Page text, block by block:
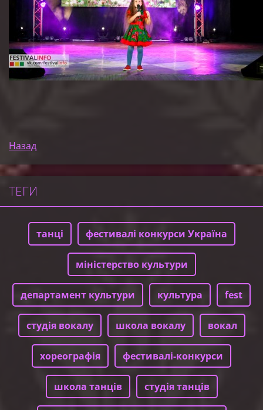
Назад
ТЕГИ
танці фестивалі конкурси Україна
міністерство культури
департамент культури культура fest
студія вокалу школа вокалу вокал
хореографія фестивалі-конкурси
школа танців студія танців